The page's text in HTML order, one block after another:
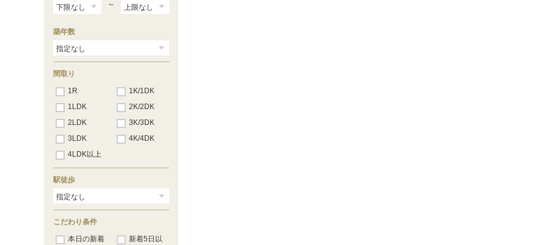
～
築年数
間取り
1R
1K/1DK
1LDK
2K/2DK
2LDK
3K/3DK
3LDK
4K/4DK
4LDK以上
駅徒歩
こだわり条件
本日の新着
新着5日以